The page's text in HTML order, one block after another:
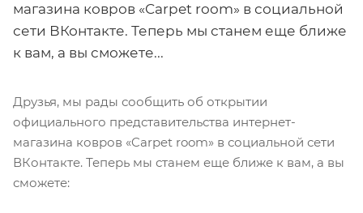
магазина ковров «Carpet room» в социальной
сети ВКонтакте. Теперь мы станем еще ближе
к вам, а вы сможете...
Друзья, мы рады сообщить об открытии
официального представительства интернет-
магазина ковров «Carpet room» в социальной сети
ВКонтакте. Теперь мы станем еще ближе к вам, а вы
сможете: